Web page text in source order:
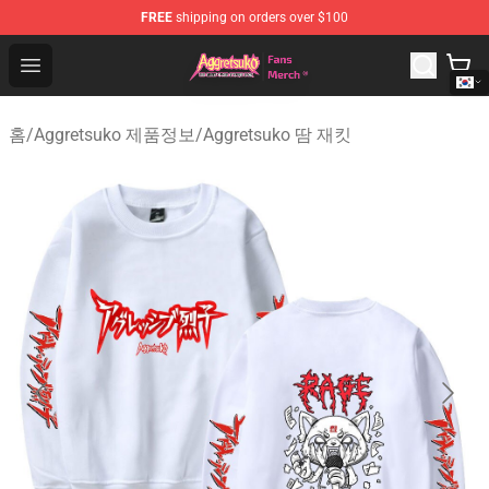
FREE shipping on orders over $100
Open menu
Aggretsuko Store - Official Aggretsuko Merchandise
홈/Aggretsuko 제품정보/Aggretsuko 땀 재킷